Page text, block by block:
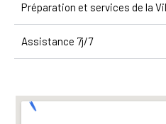
Préparation et services de la
Assistance 7j/7